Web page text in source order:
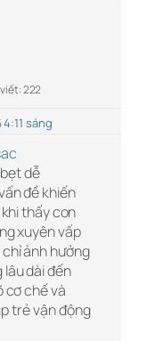
222
sáng
dễ
đề khiến
thấy con
xuyên vấp
ảnh hưởng
dài đến
cơ chế và
trẻ vận động